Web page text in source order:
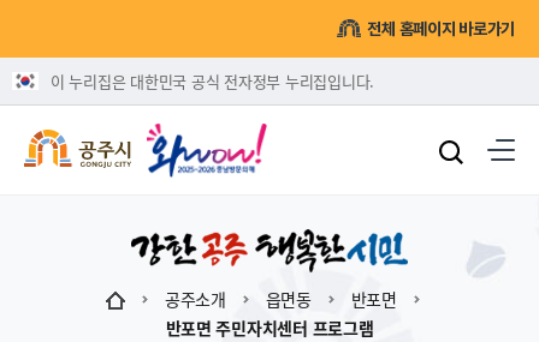
전체 홈페이지 바로가기
이 누리집은 대한민국 공식 전자정부 누리집입니다.
공주소개 읍면동
반포면
반포면 주민자치센터 프로그램